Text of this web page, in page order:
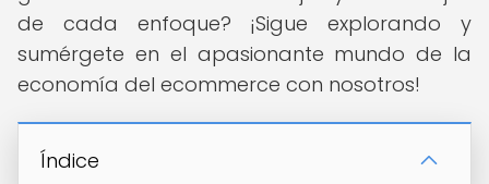
de cada enfoque? ¡Sigue explorando y
sumérgete en el apasionante mundo de la
economía del ecommerce con nosotros!
Índice